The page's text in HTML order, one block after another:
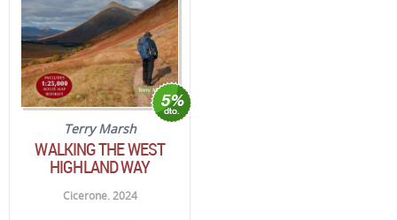
Terry Marsh
WALKING THE WEST
HIGHLAND WAY
Cicerone. 2024